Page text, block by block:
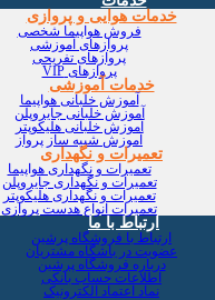
خدمات هوایی و پروازی
فروش هواپیما شخصی
پروازهای آموزشی
پروازهای تفریحی
پروازهای VIP
خدمات آموزشی
آموزش خلبانی هواپیما
آموزش خلبانی جایروپلن
آموزش خلبانی هلیکوپتر
آموزش شبیه ساز پرواز
تعمیرات و نگهداری
تعمیرات و نگهداری هواپیما
تعمیرات و نگهداری جایروپلن
تعمیرات و نگهداری هلیکوپتر
تعمیرات انواع هدست پروازی
ارتباط با ما
ارتباط با فروشگاه پرشین
عضویت در باشگاه مشتریان
درباره فروشگاه پرشین
اطلاعات حساب بانکی
نماد اعتماد الکترونیک